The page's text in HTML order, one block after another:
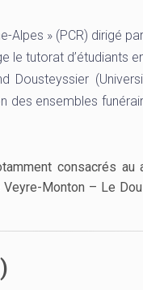
Alpes » (PCR) dirigé
le tutorat d’étudiants
Dousteyssier
des ensembles
consacrés au
Veyre-Monton – Le